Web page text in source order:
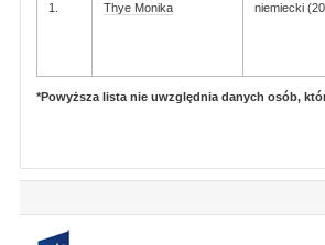
1. Thye Monika niemiecki
*Powyższa lista nie uwzględnia danych osób,